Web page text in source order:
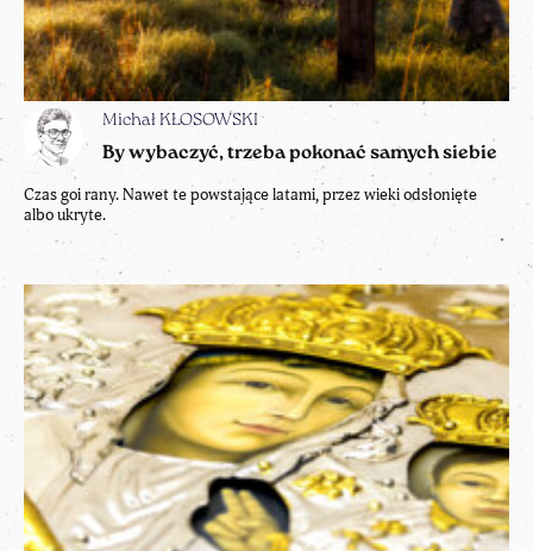
Michał KŁOSOWSKI
By wybaczyć, trzeba pokonać samych siebie
Czas goi rany. Nawet te powstające latami, przez wieki odsłonięte
albo ukryte.